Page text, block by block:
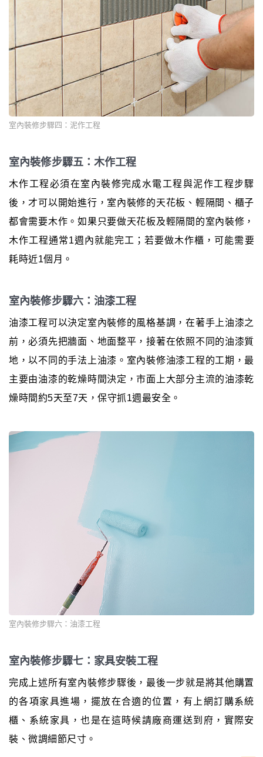
室內裝修步驟四：泥作工程
室內裝修步驟五：木作工程
木作工程必須在室內裝修完成水電工程與泥作工程步驟
後，才可以開始進行，室內裝修的天花板、輕隔間、櫃子
都會需要木作。如果只要做天花板及輕隔間的室內裝修，
木作工程通常1週內就能完工；若要做木作櫃，可能需要
耗時近1個月。
室內裝修步驟六：油漆工程
油漆工程可以決定室內裝修的風格基調，在著手上油漆之
前，必須先把牆面、地面整平，接著在依照不同的油漆質
地，以不同的手法上油漆。室內裝修油漆工程的工期，最
主要由油漆的乾燥時間決定，市面上大部分主流的油漆乾
燥時間約5天至7天，保守抓1週最安全。
室內裝修步驟六：油漆工程
室內裝修步驟七：家具安裝工程
完成上述所有室內裝修步驟後，最後一步就是將其他購置
的各項家具進場，擺放在合適的位置，有上網訂購系統
櫃、系統家具，也是在這時候請廠商運送到府，實際安
裝、微調細節尺寸。